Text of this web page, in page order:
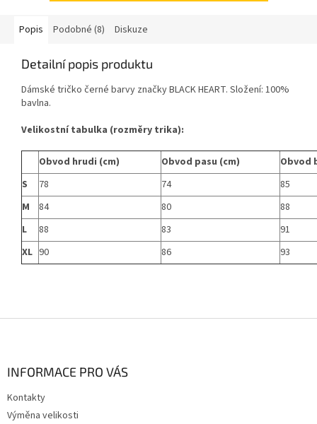
Popis Podobné (8) Diskuze
Detailní popis produktu
Dámské tričko černé barvy značky BLACK HEART. Složení: 100%
bavlna.
Velikostní tabulka (rozměry trika):
Obvod hrudi (cm) Obvod pasu (cm)
Obvod
S
78 74
85
M
84 80
88
L
88 83
91
XL 90 86 93
INFORMACE PRO VÁS
Kontakty
Výměna velikosti